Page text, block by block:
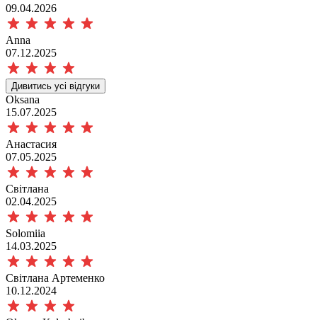
09.04.2026
Anna
07.12.2025
Дивитись усі відгуки
Oksana
15.07.2025
Анастасия
07.05.2025
Світлана
02.04.2025
Solomiia
14.03.2025
Світлана Артеменко
10.12.2024